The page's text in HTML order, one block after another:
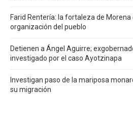
Farid Rentería: la fortaleza de
organización del pueblo
Detienen a Ángel Aguirre;
investigado por el caso Ayotzinapa
Investigan paso de la mariposa
su migración